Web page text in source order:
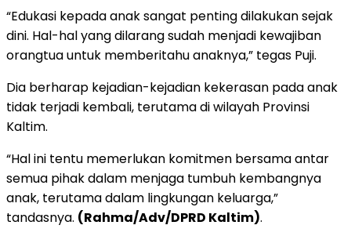
“Edukasi kepada anak sangat penting dilakukan sejak
dini. Hal-hal yang dilarang sudah menjadi kewajiban
orangtua untuk memberitahu anaknya,” tegas Puji.
Dia berharap kejadian-kejadian kekerasan pada anak
tidak terjadi kembali, terutama di wilayah Provinsi
Kaltim.
“Hal ini tentu memerlukan komitmen bersama antar
semua pihak dalam menjaga tumbuh kembangnya
anak, terutama dalam lingkungan keluarga,”
tandasnya. (Rahma/Adv/DPRD Kaltim).